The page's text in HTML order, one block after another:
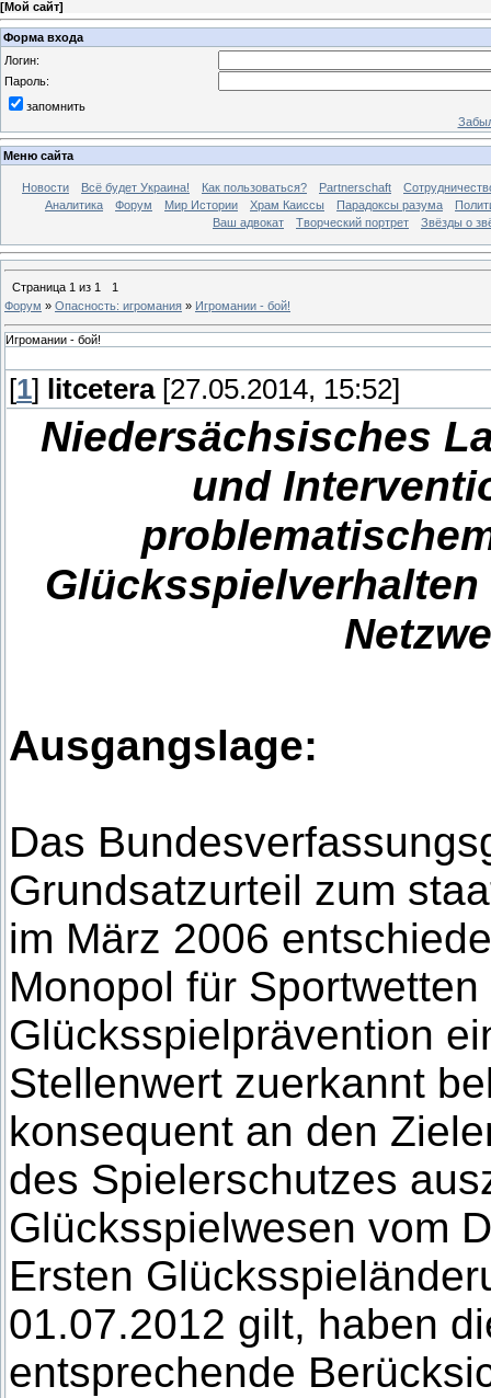
[Мой сайт]
Форма входа
Логин:
Пароль:
запомнить
Меню сайта
Новости Всё будет Украина! Как пользоваться? Partnerschaft
Аналитика
Форум Мир Истории Храм Каиссы Парадоксы разума
Ваш адвокат
Творческий портрет Звёзды о
Страница 1 из 1
1
Форум » Опасность: игромания » Игромании - бой!
Игромании - бой!
[1] litcetera[27.05.2014, 15:52]
Niedersächsisches
und
Ausgangslage:
Das
Grundsatzurteil zum
im März 2006
Monopol für
Glücksspielprävention
Stellenwert zuerkannt
konsequent an den
des Spielerschutzes
Glücksspielwesen vom
Ersten
01.07.2012 gilt, haben
entsprechende